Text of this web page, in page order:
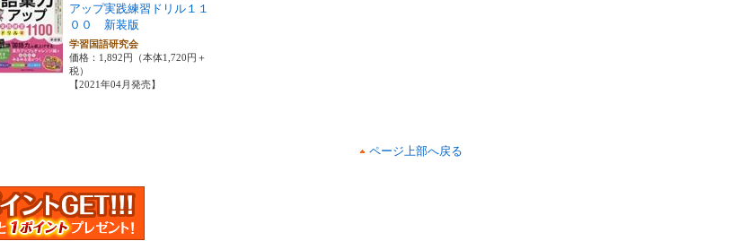
アップ実践練習ドリル１１
００ 新装版
学習国語研究会
価格：1,892円（本体1,720円＋
税）
【2021年04月発売】
ページ上部へ戻る